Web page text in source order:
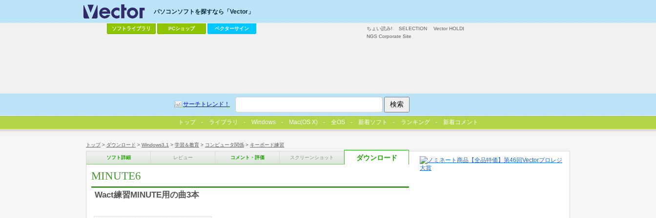
トップ> ダウンロード > Windows3.1 > 学習＆教育 > コンピュータ関係 > キーボード練習
ソフト詳細 レビュー コメント・評価 スクリーンショット ダウンロード
MINUTE6
Wact練習MINUTE用の曲3本
ちょい読み! SELECTION
Vector HOLDI
NGS Corporate Site
パソコンソフトを探すなら「Vector」
ソフトライブラリ PCショップ ベクターサイン
サーチトレンド！
トップ ライブラリ Windows Mac(OS X) 全OS 新着ソフト ランキング 新着コメント